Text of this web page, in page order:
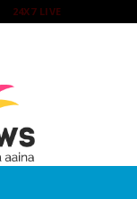
24X7 LIVE